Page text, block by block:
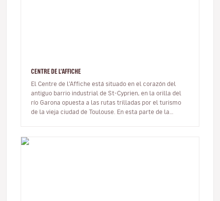
CENTRE DE L’AFFICHE
El Centre de l’Affiche está situado en el corazón del
antiguo barrio industrial de St-Cyprien, en la orilla del
río Garona opuesta a las rutas trilladas por el turismo
de la vieja ciudad de Toulouse. En esta parte de la